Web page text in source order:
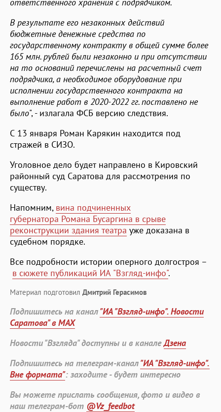
В результате его незаконных действий
бюджетные денежные средства по
государственному контракту в общей сумме более
165 млн. рублей были незаконно и при отсутствии
на то оснований перечислены на расчетный счет
подрядчика, а необходимое оборудование при
исполнении государственного контракта на
выполнение работ в 2020-2022 гг. поставлено не
было", - излагала ФСБ версию следствия.
С 13 января Роман Карякин находится под
стражей в СИЗО.
Уголовное дело будет направлено в Кировский
районный суд Саратова для рассмотрения по
существу.
Напомним, вина подчиненных
губернатора Романа Бусаргина в срыве
реконструкции здания театра уже доказана в
судебном порядке.
Все подробности истории оперного долгостроя –
в сюжете публикаций ИА "Взгляд-инфо".
Материал подготовил Дмитрий Герасимов
Подпишитесь на канал"ИА "Взгляд-инфо". Новости
Саратова" в MAX
Новости "Взгляда" доступны и в каналеДзена
Подпишитесь на телеграм-канал"ИА "Взгляд-инфо".
Вне формата": заходите - будет интересно
Вы можете прислать сообщения, фото и видео в
наш телеграм-бот @Vz_feedbot